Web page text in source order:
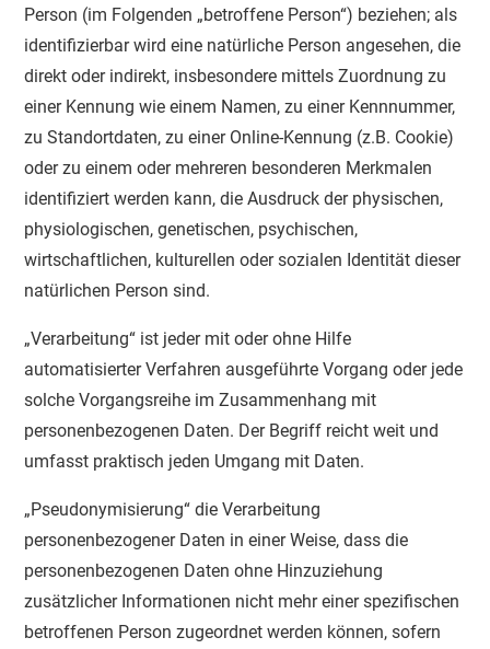
Person (im Folgenden „betroffene Person“) beziehen; als
identifizierbar wird eine natürliche Person angesehen, die
direkt oder indirekt, insbesondere mittels Zuordnung zu
einer Kennung wie einem Namen, zu einer Kennnummer,
zu Standortdaten, zu einer Online-Kennung (z.B. Cookie)
oder zu einem oder mehreren besonderen Merkmalen
identifiziert werden kann, die Ausdruck der physischen,
physiologischen, genetischen, psychischen,
wirtschaftlichen, kulturellen oder sozialen Identität dieser
natürlichen Person sind.
„Verarbeitung“ ist jeder mit oder ohne Hilfe
automatisierter Verfahren ausgeführte Vorgang oder jede
solche Vorgangsreihe im Zusammenhang mit
personenbezogenen Daten. Der Begriff reicht weit und
umfasst praktisch jeden Umgang mit Daten.
„Pseudonymisierung“ die Verarbeitung
personenbezogener Daten in einer Weise, dass die
personenbezogenen Daten ohne Hinzuziehung
zusätzlicher Informationen nicht mehr einer spezifischen
betroffenen Person zugeordnet werden können, sofern